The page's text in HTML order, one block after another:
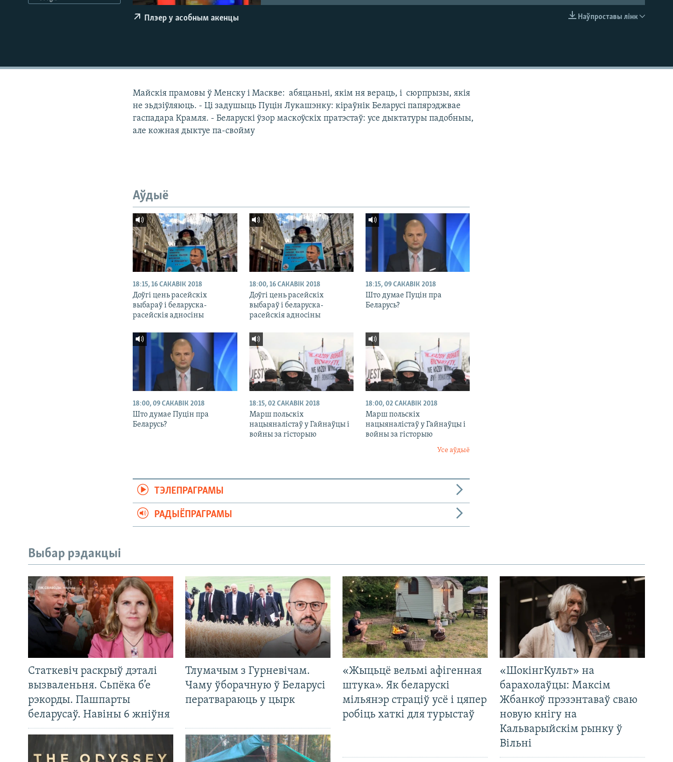
Наўпроставы лінк
Плэер у асобным акенцы
Майскія прамовы ў Менску і Маскве: абяцаньні, якім ня вераць, і сюрпрызы, якія
не зьдзіўляюць. - Ці задушыць Пуцін Лукашэнку: кіраўнік Беларусі папярэджвае
гаспадара Крамля. - Беларускі ўзор маскоўскіх пратэстаў: усе дыктатуры падобныы,
але кожная дыктуе па-свойму
Аўдыё
18:15, 16 САКАВІК 2018
Доўгі цень расейскіх
выбараў і беларуска-
расейскія адносіны
18:00, 16 САКАВІК 2018
Доўгі цень расейскіх
выбараў і беларуска-
расейскія адносіны
18:15, 09 САКАВІК 2018
Што думае Пуцін пра
Беларусь?
18:00, 09 САКАВІК 2018
Што думае Пуцін пра
Беларусь?
18:15, 02 САКАВІК 2018
Марш польскіх
нацыяналістаў у Гайнаўцы і
войны за гісторыю
18:00, 02 САКАВІК 2018
Марш польскіх
нацыяналістаў у Гайнаўцы і
войны за гісторыю
Усе аўдыё
ТЭЛЕПРАГРАМЫ
РАДЫЁПРАГРАМЫ
Выбар рэдакцыі
Статкевіч раскрыў дэталі
вызваленьня. Сьпёка б’е
рэкорды. Пашпарты
беларусаў. Навіны 6 жніўня
Тлумачым з Гурневічам.
Чаму ўборачную ў Беларусі
ператвараюць у цырк
«Жыцьцё вельмі афігенная
штука». Як беларускі
мільянэр страціў усё і цяпер
робіць хаткі для турыстаў
«ШокінгКульт» на
барахолаўцы: Максім
Жбанкоў прэзэнтаваў сваю
новую кнігу на
Кальварыйскім рынку ў
Вільні